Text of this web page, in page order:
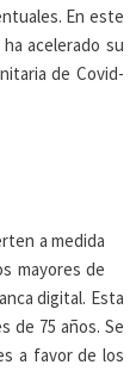
En este
acelerado su
de Covid-
a medida
mayores de
digital. Esta
de 75 años. Se
a favor de los